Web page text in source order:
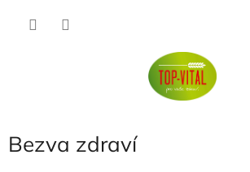
Bezva zdraví